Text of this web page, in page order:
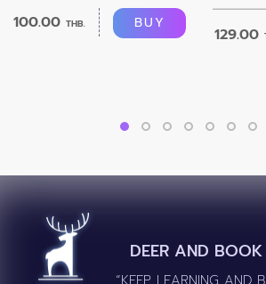
100.00 THB. BUY
129.00
DEER AND